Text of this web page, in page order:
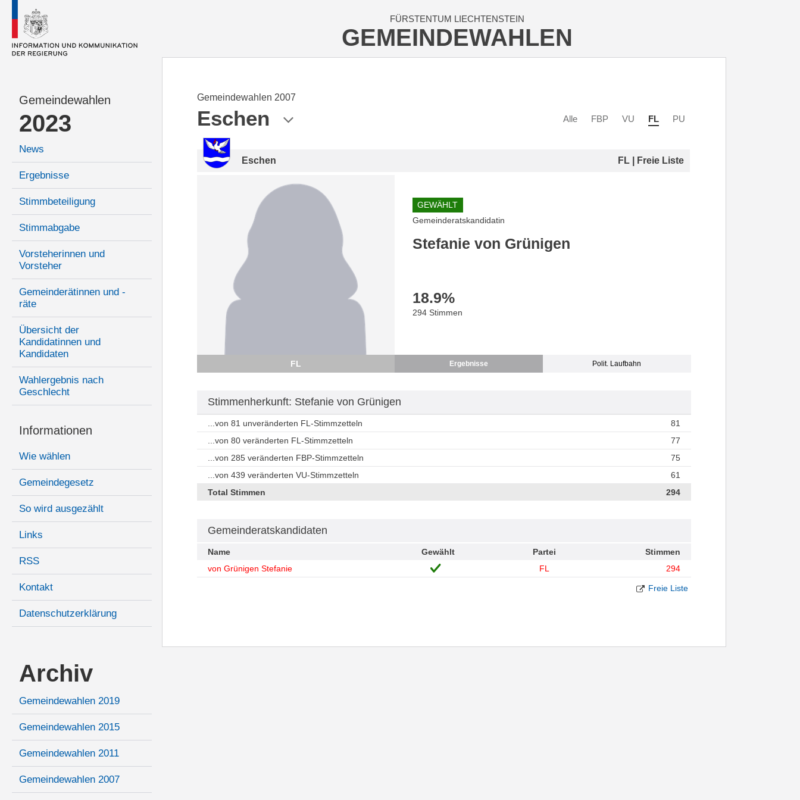
FÜRSTENTUM LIECHTENSTEIN
GEMEINDEWAHLEN
Gemeindewahlen
2023
News
Ergebnisse
Stimmbeteiligung
Stimmabgabe
Vorsteherinnen und
Vorsteher
Gemeinderätinnen und -
räte
Übersicht der
Kandidatinnen und
Kandidaten
Wahlergebnis nach
Geschlecht
Informationen
Wie wählen
Gemeindegesetz
So wird ausgezählt
Links
RSS
Kontakt
Datenschutzerklärung
Archiv
Gemeindewahlen 2019
Gemeindewahlen 2015
Gemeindewahlen 2011
Gemeindewahlen 2007
Gemeindewahlen 2007
Eschen Alle FBP VU FL PU
Eschen FL | Freie Liste
FL
GEWÄHLT
Gemeinderatskandidatin
Stefanie von Grünigen
18.9%
294 Stimmen
Ergebnisse Polit. Laufbahn
Stimmenherkunft: Stefanie von Grünigen
...von 81 unveränderten FL-Stimmzetteln
81
...von 80 veränderten FL-Stimmzetteln
77
...von 285 veränderten FBP-Stimmzetteln
75
...von 439 veränderten VU-Stimmzetteln
61
Total Stimmen
294
Gemeinderatskandidaten
Name Gewählt Partei
Stimmen
von Grünigen Stefanie
FL 294
Freie Liste